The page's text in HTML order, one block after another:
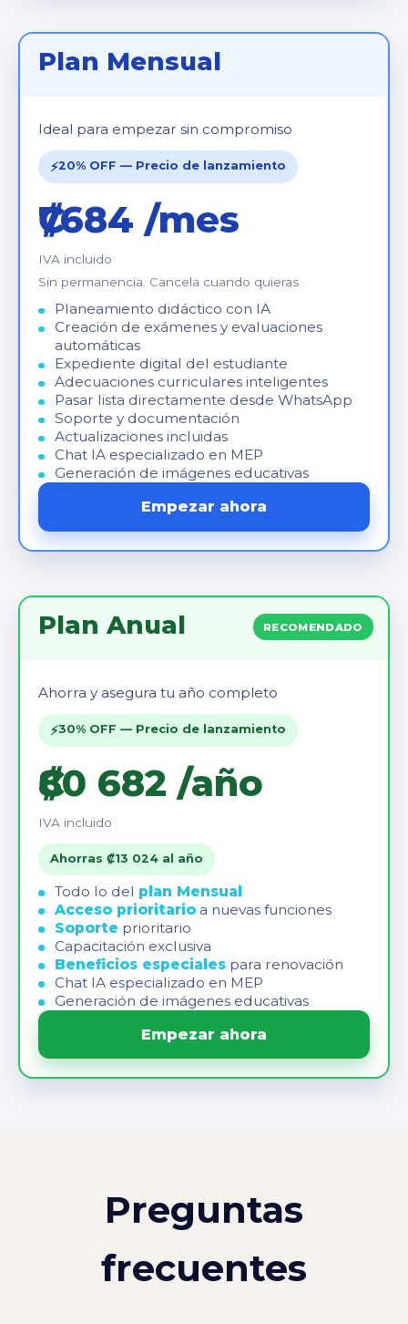
Plan Mensual
Ideal para empezar sin compromiso
⚡20% OFF — Precio de lanzamiento
₡7684 /mes
IVA incluido
Sin permanencia. Cancela cuando quieras.
Planeamiento didáctico con IA
Creación de exámenes y evaluaciones
automáticas
Expediente digital del estudiante
Adecuaciones curriculares inteligentes
Pasar lista directamente desde WhatsApp
Soporte y documentación
Actualizaciones incluidas
Chat IA especializado en MEP
Generación de imágenes educativas
Empezar ahora
RECOMENDADO
Plan Anual
Ahorra y asegura tu año completo
⚡30% OFF — Precio de lanzamiento
₡80 682 /año
IVA incluido
Ahorras ₡13 024 al año
Todo lo del plan Mensual
Acceso prioritarioa nuevas funciones
Soporte prioritario
Capacitación exclusiva
Beneficios especialespara renovación
Chat IA especializado en MEP
Generación de imágenes educativas
Empezar ahora
Preguntas
frecuentes